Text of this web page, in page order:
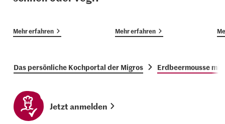
Mehr erfahren Mehr erfahren
Das persönliche Kochportal der Migros Erdbeermousse
Jetzt anmelden